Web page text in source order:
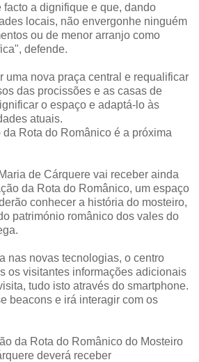
facto a dignifique e que, dando
locais, não envergonhe ninguém
ou de menor arranjo como
defende.
uma nova praça central e requalificar
das procissões e as casas de
o espaço e adaptá-lo às
atuais.
Rota do Românico é a próxima
de Cárquere vai receber ainda
da Rota do Românico, um espaço
conhecer a história do mosteiro,
património românico dos vales do
nas novas tecnologias, o centro
os visitantes informações adicionais
tudo isto através do smartphone.
beacons e irá interagir com os
da Rota do Românico do Mosteiro
deverá receber